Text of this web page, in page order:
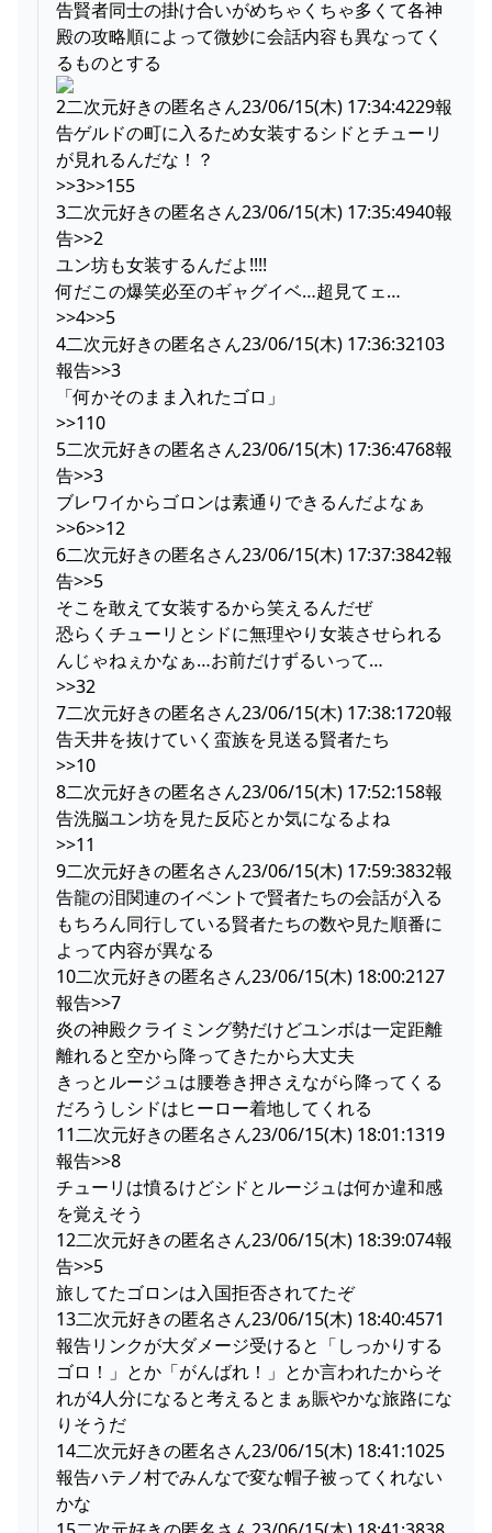
告賢者同士の掛け合いがめちゃくちゃ多くて各神
殿の攻略順によって微妙に会話内容も異なってく
るものとする
2二次元好きの匿名さん23/06/15(木) 17:34:4229報
告ゲルドの町に入るため女装するシドとチューリ
が見れるんだな！？
>>3>>155
3二次元好きの匿名さん23/06/15(木) 17:35:4940報
告>>2
ユン坊も女装するんだよ!!!!
何だこの爆笑必至のギャグイベ…超見てェ…
>>4>>5
4二次元好きの匿名さん23/06/15(木) 17:36:32103
報告>>3
「何かそのまま入れたゴロ」
>>110
5二次元好きの匿名さん23/06/15(木) 17:36:4768報
告>>3
ブレワイからゴロンは素通りできるんだよなぁ
>>6>>12
6二次元好きの匿名さん23/06/15(木) 17:37:3842報
告>>5
そこを敢えて女装するから笑えるんだぜ
恐らくチューリとシドに無理やり女装させられる
んじゃねぇかなぁ…お前だけずるいって…
>>32
7二次元好きの匿名さん23/06/15(木) 17:38:1720報
告天井を抜けていく蛮族を見送る賢者たち
>>10
8二次元好きの匿名さん23/06/15(木) 17:52:158報
告洗脳ユン坊を見た反応とか気になるよね
>>11
9二次元好きの匿名さん23/06/15(木) 17:59:3832報
告龍の泪関連のイベントで賢者たちの会話が入る
もちろん同行している賢者たちの数や見た順番に
よって内容が異なる
10二次元好きの匿名さん23/06/15(木) 18:00:2127
報告>>7
炎の神殿クライミング勢だけどユンボは一定距離
離れると空から降ってきたから大丈夫
きっとルージュは腰巻き押さえながら降ってくる
だろうしシドはヒーロー着地してくれる
11二次元好きの匿名さん23/06/15(木) 18:01:1319
報告>>8
チューリは憤るけどシドとルージュは何か違和感
を覚えそう
12二次元好きの匿名さん23/06/15(木) 18:39:074報
告>>5
旅してたゴロンは入国拒否されてたぞ
13二次元好きの匿名さん23/06/15(木) 18:40:4571
報告リンクが大ダメージ受けると「しっかりする
ゴロ！」とか「がんばれ！」とか言われたからそ
れが4人分になると考えるとまぁ賑やかな旅路にな
りそうだ
14二次元好きの匿名さん23/06/15(木) 18:41:1025
報告ハテノ村でみんなで変な帽子被ってくれない
かな